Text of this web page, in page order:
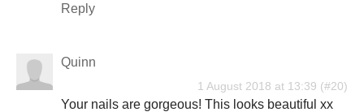
Reply
Quinn
1 August 2018 at 13:39
Your nails are gorgeous! This looks beautiful xx